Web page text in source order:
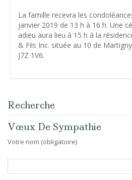
La famille recevra les
janvier 2019 de 13 h à 16 h. Une
adieu aura lieu à 15 h à la
& Fils Inc. située au 10 de
J7Z 1V6.
Recherche
Vœux De Sympathie
Votre nom (obligatoire)